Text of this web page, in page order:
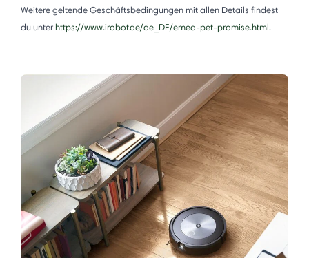
Weitere geltende Geschäftsbedingungen mit allen Details findest
du unter https://www.irobot.de/de_DE/emea-pet-promise.html.